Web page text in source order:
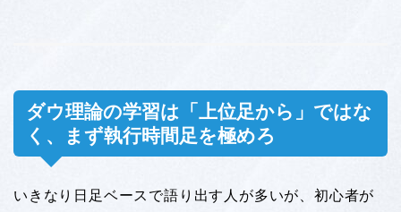
ダウ理論の学習は「上位足から」ではな
く、まず執行時間足を極めろ
いきなり日足ベースで語り出す人が多いが、初心者が